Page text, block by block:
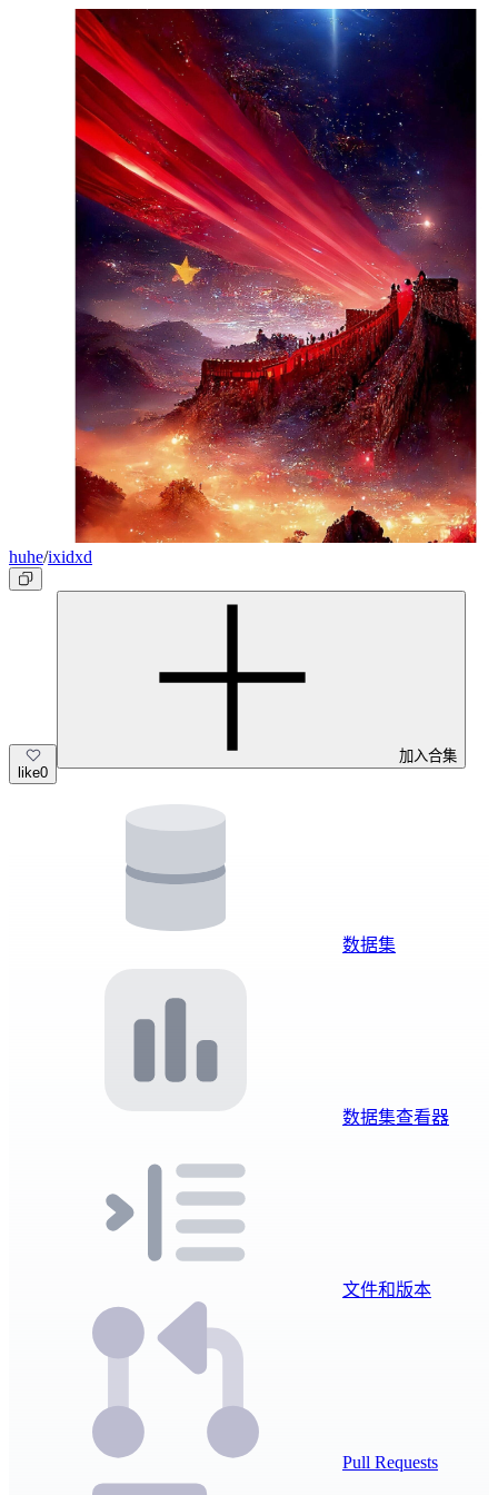
huhe/ixidxd
like0
加入合集
数据集
数据集查看器
文件和版本
Pull Requests